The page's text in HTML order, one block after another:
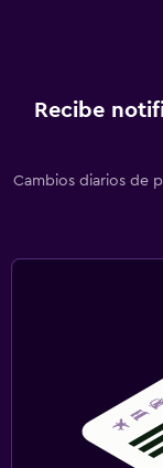
Recibe
Cambios diarios de